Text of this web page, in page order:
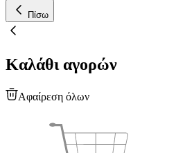
Πίσω
Καλάθι αγορών
Αφαίρεση όλων